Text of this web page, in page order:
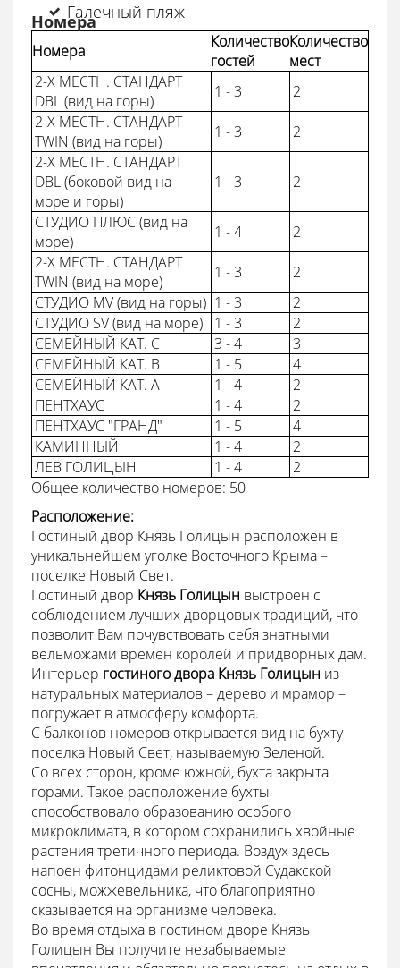
Галечный пляж
Номера
Номера
Количество
гостей
Количество
мест
2-Х МЕСТН. СТАНДАРТ
DBL (вид на горы)
1 - 3
2
2-Х МЕСТН. СТАНДАРТ
TWIN (вид на горы)
1 - 3
2
2-Х МЕСТН. СТАНДАРТ
DBL (боковой вид на
море и горы)
1 - 3 2
СТУДИО ПЛЮС (вид на
море)
1 - 4
2
2-Х МЕСТН. СТАНДАРТ
TWIN (вид на море)
1 - 3
2
СТУДИО MV (вид на горы) 1 - 3
2
СТУДИО SV (вид на море)
1 - 3
2
СЕМЕЙНЫЙ КАТ. С
3 - 4
3
СЕМЕЙНЫЙ КАТ. В
1 - 5
4
СЕМЕЙНЫЙ КАТ. А
1 - 4
2
ПЕНТХАУС
1 - 4
2
ПЕНТХАУС "ГРАНД"
1 - 5
4
КАМИННЫЙ
1 - 4
2
ЛЕВ ГОЛИЦЫН
1 - 4
2
Общее количество номеров: 50
Расположение:
Гостиный двор Князь Голицын расположен в
уникальнейшем уголке Восточного Крыма –
поселке Новый Свет.
Гостиный двор Князь Голицын выстроен с
соблюдением лучших дворцовых традиций, что
позволит Вам почувствовать себя знатными
вельможами времен королей и придворных дам.
Интерьер гостиного двора Князь Голицын из
натуральных материалов – дерево и мрамор –
погружает в атмосферу комфорта.
С балконов номеров открывается вид на бухту
поселка Новый Свет, называемую Зеленой.
Со всех сторон, кроме южной, бухта закрыта
горами. Такое расположение бухты
способствовало образованию особого
микроклимата, в котором сохранились хвойные
растения третичного периода. Воздух здесь
напоен фитонцидами реликтовой Судакской
сосны, можжевельника, что благоприятно
сказывается на организме человека.
Во время отдыха в гостином дворе Князь
Голицын Вы получите незабываемые